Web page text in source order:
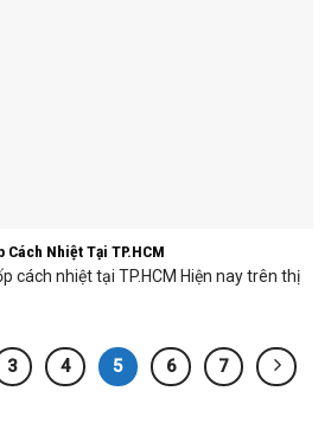
Cách Nhiệt Tại TP.HCM
cách nhiệt tại TP.HCM Hiện nay trên thị
3 4 5 6 7